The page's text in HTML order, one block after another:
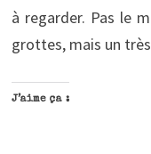
à regarder. Pas le
grottes, mais un
J’aime ça :